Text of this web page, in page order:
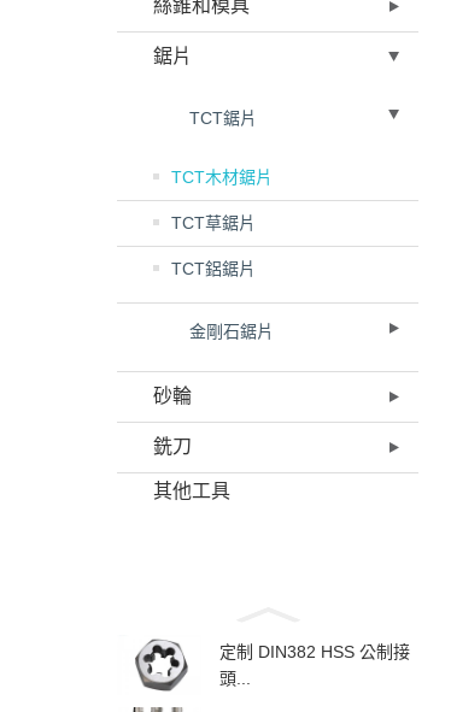
絲錐和模具
鋸片
TCT鋸片
TCT木材鋸片
TCT草鋸片
TCT鋁鋸片
金剛石鋸片
砂輪
銑刀
其他工具
定制 DIN382 HSS 公制接
頭...